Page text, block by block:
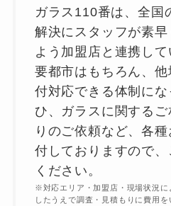
ガラス110番は、全国
解決にスタッフが素
よう加盟店と連携し
要都市はもちろん、
付対応できる体制に
ひ、ガラスに関する
りのご依頼など、各
付しておりますので
ください。
※対応エリア・加盟店・現場状況に
したうえで調査・見積もりに費用を